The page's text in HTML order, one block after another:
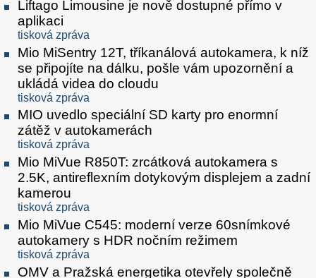
Liftago Limousine je nově dostupné přímo v
aplikaci
tisková zpráva
Mio MiSentry 12T, tříkanálová autokamera, k níž
se připojíte na dálku, pošle vám upozornění a
ukládá videa do cloudu
tisková zpráva
MIO uvedlo speciální SD karty pro enormní
zátěž v autokamerách
tisková zpráva
Mio MiVue R850T: zrcátková autokamera s
2.5K, antireflexním dotykovým displejem a zadní
kamerou
tisková zpráva
Mio MiVue C545: moderní verze 60snímkové
autokamery s HDR nočním režimem
tisková zpráva
OMV a Pražská energetika otevřely společně